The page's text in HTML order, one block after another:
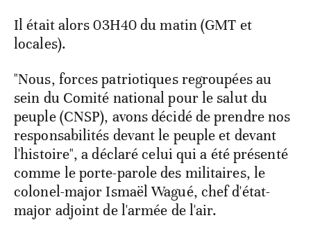
Il était alors 03H40 du matin (GMT et
locales).
"Nous, forces patriotiques regroupées au
sein du Comité national pour le salut du
peuple (CNSP), avons décidé de prendre nos
responsabilités devant le peuple et devant
l'histoire", a déclaré celui qui a été présenté
comme le porte-parole des militaires, le
colonel-major Ismaël Wagué, chef d'état-
major adjoint de l'armée de l'air.